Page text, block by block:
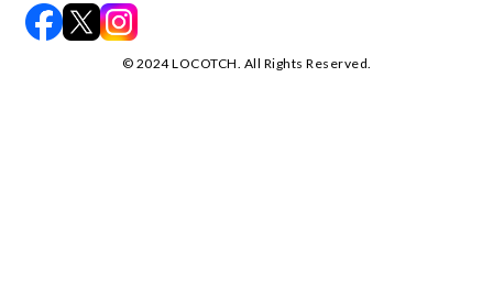
©️ 2024 LOCOTCH. All Rights Reserved.